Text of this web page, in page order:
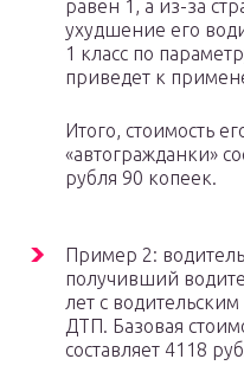
равен 1, а из-за
ухудшение его
1 класс по
приведет к
Итого, стоимость
«автогражданки»
рубля 90 копеек.
Пример 2:
получивший
лет с
ДТП. Базовая
составляет 4118